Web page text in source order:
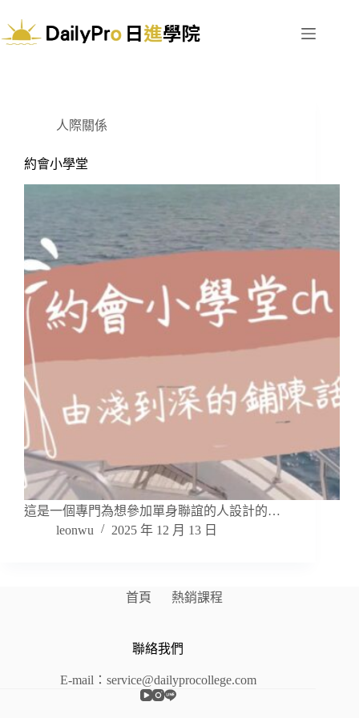
至
主
人際關係
約會小學堂
這是一個專門為想參加單身聯誼的人設計的…
leonwu
2025 年 12 月 13 日
首頁 熱銷課程
聯絡我們
E-mail：service@dailyprocollege.com